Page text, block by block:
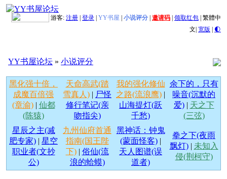
游客: 注册 登录 YY书屋 小说评分 邀请码 领取红包 繁體中
文| 宽版 | 🌓
YY书屋论坛 » 小说评分
黑化强十倍，
成魔百倍强
(章渝)| 仙都
(陈猿)
天命高武(踏
雪真人) | 尸怪
修行笔记(亲
吻指尖)
我的强化修仙
之路(流浪鹰) |
山海提灯(跃
千愁)
余下的，只有
噪音(沉默的
爱)| 天之下
(三弦)
星辰之主(减
肥专家) | 星空
职业者(文抄
公)
九州仙府首通
指南(国王陛
下)| 俗仙(流
浪的蛤蟆)
黑神话：钟鬼
(蒙面怪客) |
天人图谱(误
道者)
拳之下(夜雨
飘灯)| 未知入
侵(荆柯守)